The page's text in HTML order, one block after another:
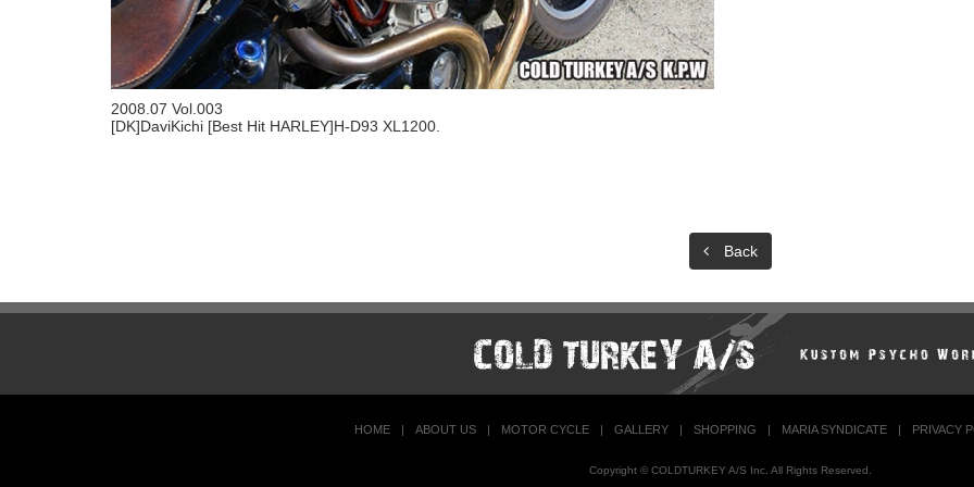
2008.07 Vol.003
[DK]DaviKichi [Best Hit HARLEY]H-D93 XL1200.
Back
HOME | ABOUT US | MOTOR CYCLE | GALLERY | SHOPPING | MARIA SYNDICATE | PRIVACY
Copyright © COLDTURKEY A/S Inc. All Rights Reserved.